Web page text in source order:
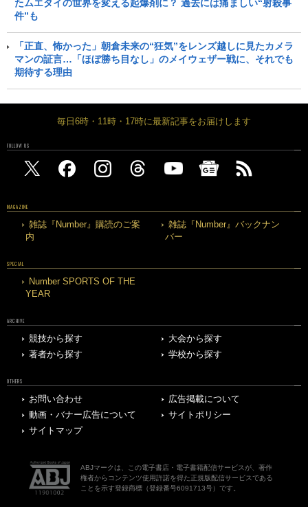
たムエタイの世界を変える起爆剤に？ 過去には痛ましい“射殺事
件”も
「正直、怖かった」朝倉未来の“狂気”をレンズ越しに見たカメラ
マンの証言…「ほぼ勝ち目なし」のメイウェザー戦に、それでも
期待する理由
毎日6時・11時・17時に最新記事をお届けします
FOLLOW US
MAGAZINE
雑誌『Number』購読のご案
内
雑誌『Number』バックナン
バー
SPECIAL
Number SPORTS OF THE
YEAR
ARCHIVE
競技から探す
大会から探す
著者から探す
学校から探す
OTHERS
お問い合わせ
広告掲載について
動画・バナー広告について
サイトポリシー
サイトマップ
ABJマークは、この電子書店・電子書籍配信サービスが、著作
権者からコンテンツ使用許諾を得た正規版配信サービスである
ことを示す登録商標（登録番号6091713号）です。